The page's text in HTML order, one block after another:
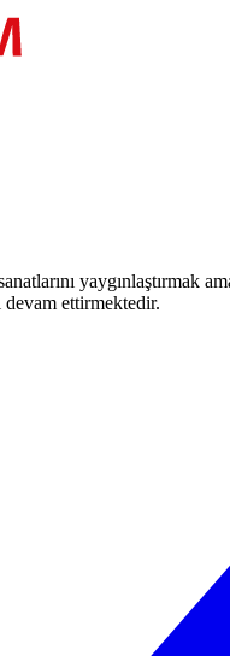
yaygınlaştırmak
devam ettirmektedir.